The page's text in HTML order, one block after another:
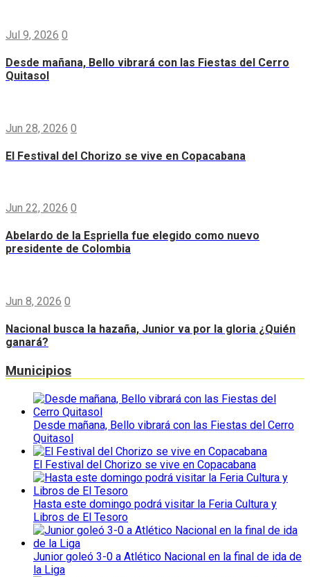
Jul 9, 2026 0
Desde mañana, Bello vibrará con las Fiestas del Cerro
Quitasol
Jun 28, 2026 0
El Festival del Chorizo se vive en Copacabana
Jun 22, 2026 0
Abelardo de la Espriella fue elegido como nuevo
presidente de Colombia
Jun 8, 2026 0
Nacional busca la hazaña, Junior va por la gloria ¿Quién
ganará?
Municipios
Desde mañana, Bello vibrará con las Fiestas del Cerro
Quitasol
El Festival del Chorizo se vive en Copacabana
Hasta este domingo podrá visitar la Feria Cultura y
Libros de El Tesoro
Junior goleó 3-0 a Atlético Nacional en la final de ida de
la Liga